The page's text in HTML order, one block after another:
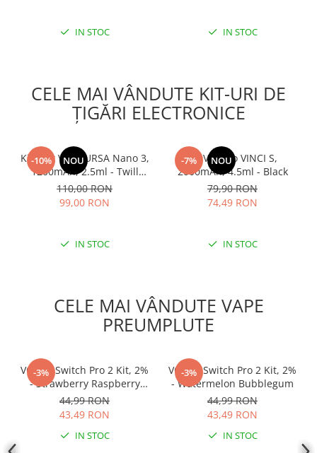
IN STOC IN STOC
CELE MAI VÂNDUTE KIT-URI DE
ȚIGĂRI ELECTRONICE
-10% NOU
Kit Lost Vape URSA Nano 3,
1200mAh, 2.5ml - Twill
Black
110,00 RON
99,00 RON
IN STOC
-7% NOU
Kit Voopoo VINCI S,
2000mAh, 4.5ml - Black
79,90 RON
74,49 RON
IN STOC
CELE MAI VÂNDUTE VAPE
PREUMPLUTE
-3%
VOZOL Switch Pro 2 Kit, 2%
- Strawberry Raspberry
Cherry
44,99 RON
43,49 RON
IN STOC
-3%
VOZOL Switch Pro 2 Kit, 2%
- Watermelon Bubblegum
44,99 RON
43,49 RON
IN STOC